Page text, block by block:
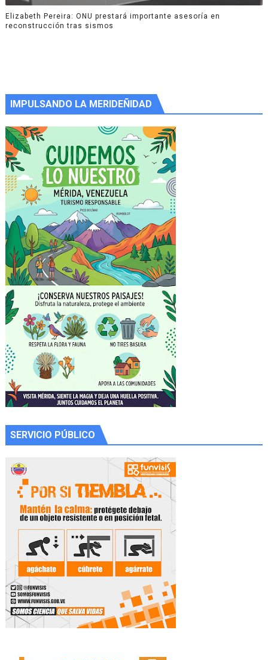
Elizabeth Pereira: ONU prestará importante asesoría en
reconstrucción tras sismos
IMPULSANDO LA MERIDEÑIDAD
SERVICIO PÚBLICO